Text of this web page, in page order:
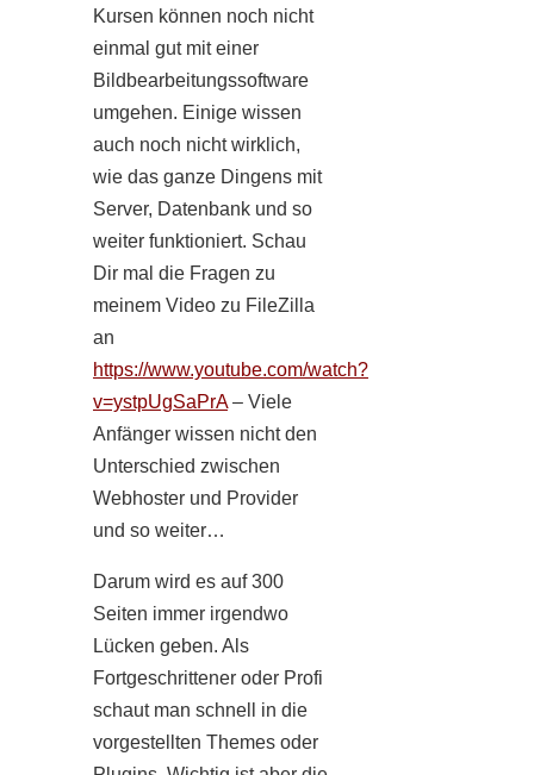
Kursen können noch nicht
einmal gut mit einer
Bildbearbeitungssoftware
umgehen. Einige wissen
auch noch nicht wirklich,
wie das ganze Dingens mit
Server, Datenbank und so
weiter funktioniert. Schau
Dir mal die Fragen zu
meinem Video zu FileZilla
an
https://www.youtube.com/watch?
v=ystpUgSaPrA– Viele
Anfänger wissen nicht den
Unterschied zwischen
Webhoster und Provider
und so weiter…
Darum wird es auf 300
Seiten immer irgendwo
Lücken geben. Als
Fortgeschrittener oder Profi
schaut man schnell in die
vorgestellten Themes oder